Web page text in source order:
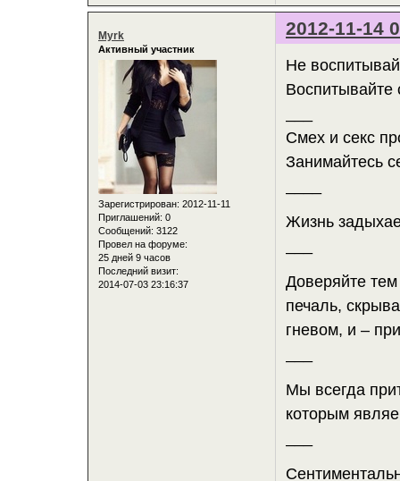
2012-11-14
Myrk
Активный участник
Зарегистрирован: 2012-11-11
Приглашений: 0
Сообщений: 3122
Провел на форуме:
25 дней 9 часов
Последний визит:
2014-07-03 23:16:37
Не
Воспитывайте
Смех и секс
Занимайтесь
Жизнь
Доверяйте
печаль,
гневом, и –
Мы всегда
которым